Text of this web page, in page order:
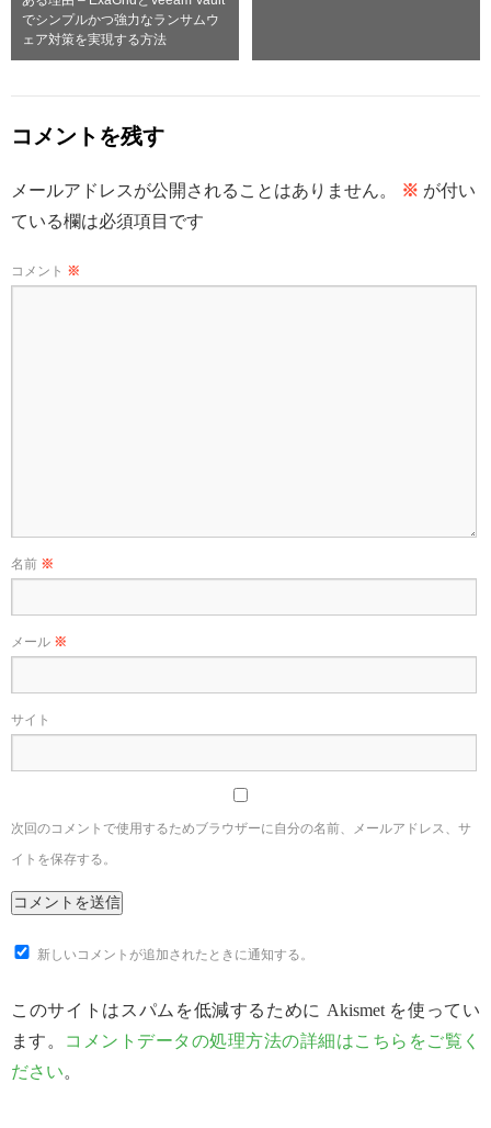
でシンプルかつ強力なランサムウ
ェア対策を実現する方法
コメントを残す
メールアドレスが公開されることはありません。 ※ が付い
ている欄は必須項目です
コメント ※
名前 ※
メール ※
サイト
次回のコメントで使用するためブラウザーに自分の名前、メールアドレス、サ
イトを保存する。
新しいコメントが追加されたときに通知する。
このサイトはスパムを低減するために Akismet を使ってい
ます。 コメントデータの処理方法の詳細はこちらをご覧く
ださい。